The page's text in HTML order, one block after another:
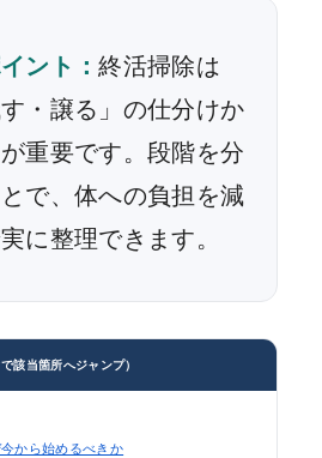
ント：終活掃除は
す・譲る」の仕分けか
重要です。段階を分
で、体への負担を減
に整理できます。
該当箇所へジャンプ）
から始めるべきか